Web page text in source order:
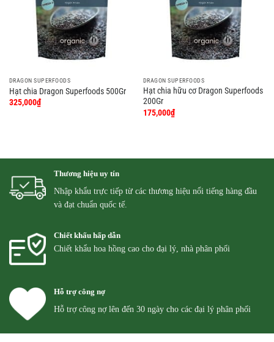
DRAGON SUPERFOODS
Hạt chia Dragon Superfoods 500Gr
325,000₫
DRAGON SUPERFOODS
Hạt chia hữu cơ Dragon Superfoods
200Gr
175,000₫
Thương hiệu uy tín
Nhập khẩu trực tiếp từ các thương hiệu nổi tiếng hàng đầu
và đạt chuẩn quốc tế.
Chiết khấu hấp dẫn
Chiết khẩu hoa hồng cao cho đại lý, nhà phân phối
Hỗ trợ công nợ
Hỗ trợ công nợ lên đến 30 ngày cho các đại lý phân phối